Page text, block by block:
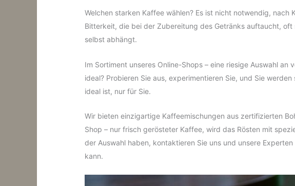
Welchen starken Kaffee wählen? Es ist nicht notwendig,
Bitterkeit, die bei der Zubereitung des Getränks auftaucht,
selbst abhängt.
Im Sortiment unseres Online-Shops – eine riesige Auswahl
ideal? Probieren Sie aus, experimentieren Sie, und Sie
ideal ist, nur für Sie.
Wir bieten einzigartige Kaffeemischungen aus zertifizierten
Shop – nur frisch gerösteter Kaffee, wird das Rösten mit
der Auswahl haben, kontaktieren Sie uns und unsere
kann.